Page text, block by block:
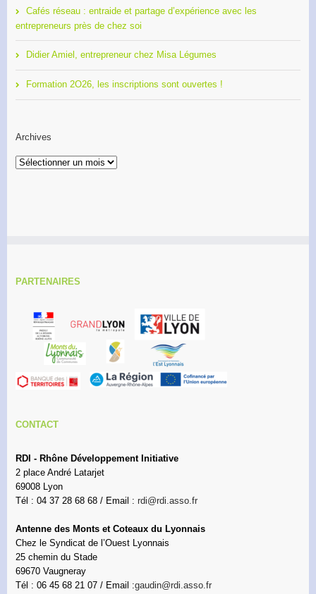
Cafés réseau : entraide et partage d’expérience avec les
entrepreneurs près de chez soi
Didier Amiel, entrepreneur chez Misa Légumes
Formation 2O26, les inscriptions sont ouvertes !
Archives
Archives
PARTENAIRES
CONTACT
RDI - Rhône Développement Initiative
2 place André Latarjet
69008 Lyon
Tél : 04 37 28 68 68 / Email : rdi@rdi.asso.fr
Antenne des Monts et Coteaux du Lyonnais
Chez le Syndicat de l’Ouest Lyonnais
25 chemin du Stade
69670 Vaugneray
Tél : 06 45 68 21 07 / Email :gaudin@rdi.asso.fr